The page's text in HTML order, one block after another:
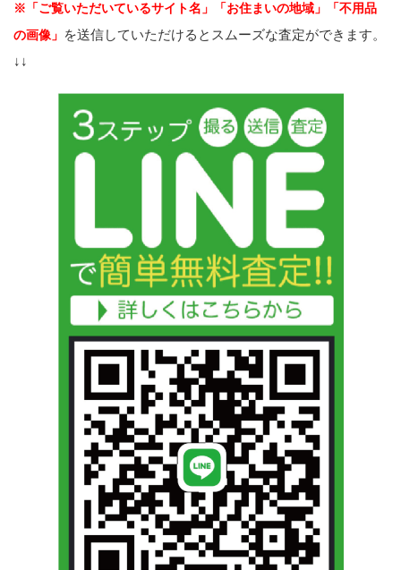
※「ご覧いただいているサイト名」「お住まいの地域」「不用品
の画像」 を送信していただけるとスムーズな査定ができます。
↓↓